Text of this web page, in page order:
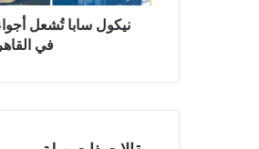
القاهرةنيكول سابا تُشعل
في